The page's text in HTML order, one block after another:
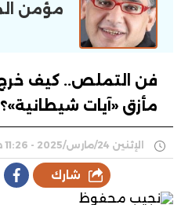
مؤمن
فن التملص.. كيف
مأزق «آيات شيطانية»؟
الإثنين 24/مارس/2025 - 11:26 ص
شارك